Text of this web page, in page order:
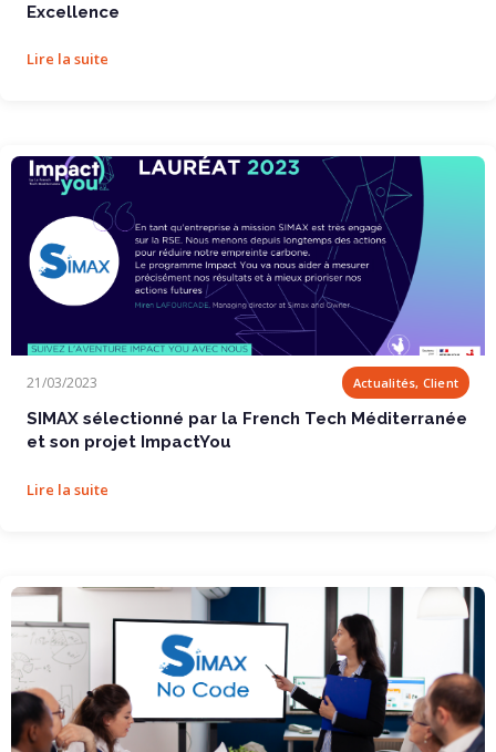
Excellence
Lire la suite
21/03/2023 Actualités, Client
SIMAX sélectionné par la French Tech Méditerranée
et son projet ImpactYou
Lire la suite